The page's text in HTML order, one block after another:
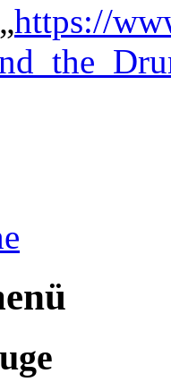
https://